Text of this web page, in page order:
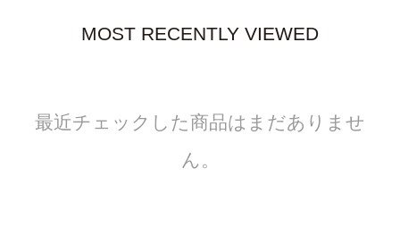
MOST RECENTLY VIEWED
最近チェックした商品はまだありませ
ん。